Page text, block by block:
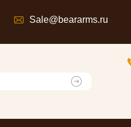
Sale@beararms.ru